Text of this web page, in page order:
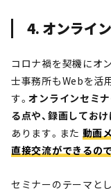
4. オンライ
コロナ禍を契機にオ
士事務所もWebを活
す。オンラインセミ
る点や、録画してお
あります。また 動画
直接交流ができるの
セミナーのテーマと